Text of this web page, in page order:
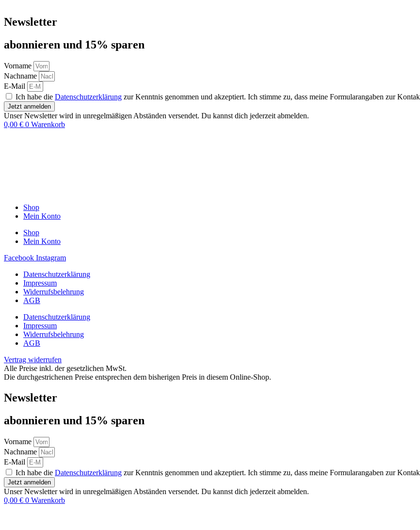
Newsletter
abon­nie­ren und 15% sparen
Vorname
Nachname
E-Mail
Ich habe die Datenschutzerklärung zur Kenntnis genommen und akzeptiert. Ich stimme zu, dass meine Formularangaben zur
Jetzt anmelden
Unser Newsletter wird in unregelmäßigen Abständen versendet. Du kannst dich jederzeit abmelden.
0,00 € 0 Warenkorb
Shop
Mein Konto
Shop
Mein Konto
Facebook Instagram
Datenschutzerklärung
Impressum
Widerrufsbelehrung
AGB
Datenschutzerklärung
Impressum
Widerrufsbelehrung
AGB
Vertrag widerrufen
Alle Preise inkl. der gesetzlichen MwSt.
Die durchgestrichenen Preise entsprechen dem bisherigen Preis in diesem Online-Shop.
Newsletter
abon­nie­ren und 15% sparen
Vorname
Nachname
E-Mail
Ich habe die Datenschutzerklärung zur Kenntnis genommen und akzeptiert. Ich stimme zu, dass meine Formularangaben zur
Jetzt anmelden
Unser Newsletter wird in unregelmäßigen Abständen versendet. Du kannst dich jederzeit abmelden.
0,00 € 0 Warenkorb